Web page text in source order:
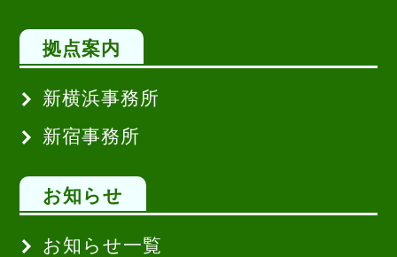
拠点案内
新横浜事務所
新宿事務所
お知らせ
お知らせ一覧